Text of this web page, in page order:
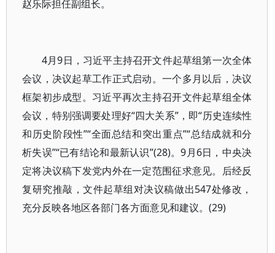
赵乐际担任副组长。
4月9日，习近平主持召开文件起草组第一次全体
会议，决议起草工作正式启动。一个多月以后，决议
框架初步成型。习近平再次主持召开文件起草组全体
会议，特别强调要处理好“四大关系”，即“历史连续性
和历史阶段性”“全面总结和突出重点”“总结成就和分
析失误”“已有结论和最新认识”(28)。9月6日，中央决
定将决议稿下发党内外在一定范围征求意见。后经反
复研究推敲，文件起草组对决议稿做出547处修改，
充分反映各地区各部门各方面意见和建议。(29)